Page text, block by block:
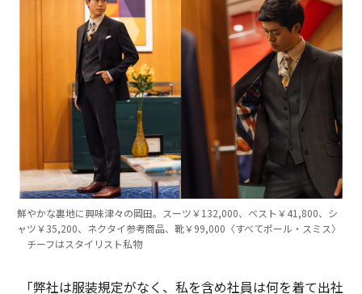
鮮やかな裏地に興味津々の岡田。スーツ￥132,000、ベスト￥41,800、シ
ャツ￥35,200、ネクタイ参考商品、靴￥99,000〈すべてポール・スミス〉
チーフはスタイリスト私物
「弊社は服装規定がなく、私を含め社員は何を着て出社